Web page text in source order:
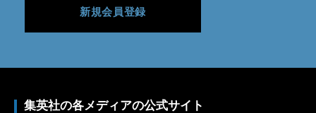
新規会員登録
集英社の各メディアの公式サイト